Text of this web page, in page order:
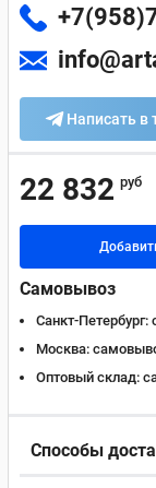
Написать в
22 832 руб
Самовывоз
Санкт-Петербург:
Москва:
Оптовый склад:
Способы